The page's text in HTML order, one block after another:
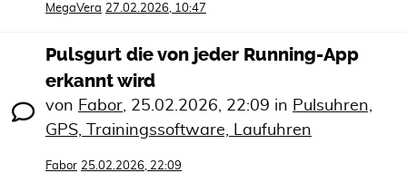
MegaVera 27.02.2026, 10:47
Pulsgurt die von jeder Running-App
erkannt wird
von Fabor, 25.02.2026, 22:09 in Pulsuhren,
GPS, Trainingssoftware, Laufuhren
Fabor 25.02.2026, 22:09